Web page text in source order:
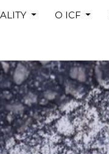
O ICF